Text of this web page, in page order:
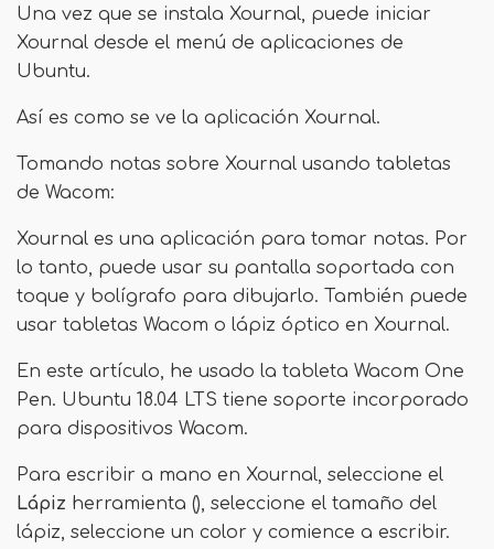
Una vez que se instala Xournal, puede iniciar
Xournal desde el menú de aplicaciones de
Ubuntu.
Así es como se ve la aplicación Xournal.
Tomando notas sobre Xournal usando tabletas
de Wacom:
Xournal es una aplicación para tomar notas. Por
lo tanto, puede usar su pantalla soportada con
toque y bolígrafo para dibujarlo. También puede
usar tabletas Wacom o lápiz óptico en Xournal.
En este artículo, he usado la tableta Wacom One
Pen. Ubuntu 18.04 LTS tiene soporte incorporado
para dispositivos Wacom.
Para escribir a mano en Xournal, seleccione el
Lápiz herramienta (), seleccione el tamaño del
lápiz, seleccione un color y comience a escribir.